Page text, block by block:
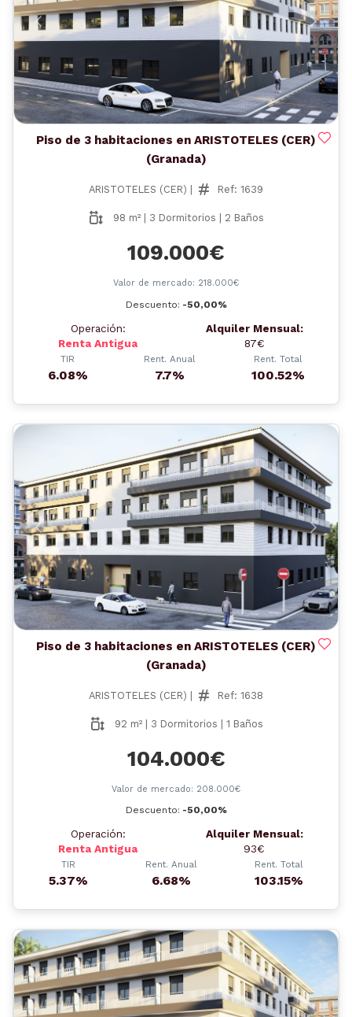
Anterior
Piso de 3 habitaciones en ARISTOTELES (CER)
(Granada)
ARISTOTELES (CER) | Ref: 1639
98 m² | 3 Dormitorios | 2 Baños
109.000€
Valor de mercado: 218.000€
Descuento: -50,00%
Operación:
Renta Antigua
Alquiler Mensual:
87€
TIR
6.08%
Rent. Anual
7.7%
Rent. Total
100.52%
Anterior
Piso de 3 habitaciones en ARISTOTELES (CER)
(Granada)
ARISTOTELES (CER) | Ref: 1638
92 m² | 3 Dormitorios | 1 Baños
104.000€
Valor de mercado: 208.000€
Descuento: -50,00%
Operación:
Renta Antigua
Alquiler Mensual:
93€
TIR
5.37%
Rent. Anual
6.68%
Rent. Total
103.15%